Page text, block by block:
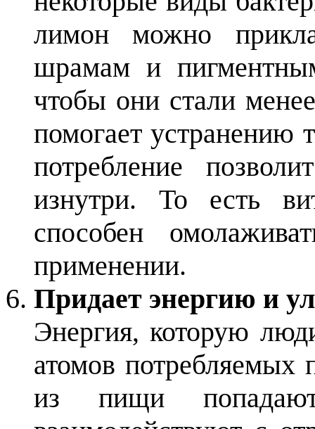
лимон можно
шрамам и
чтобы они стали
помогает устранению
потребление
изнутри. То есть
способен
применении.
Придает энергию и
Энергия, которую
атомов потребляемых
из пищи